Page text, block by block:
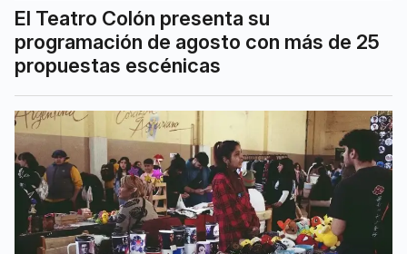
El Teatro Colón presenta su
programación de agosto con más de 25
propuestas escénicas